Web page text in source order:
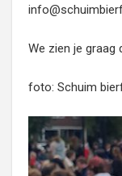
We zien je graag
foto: Schuim